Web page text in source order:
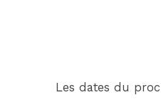
Les dates du